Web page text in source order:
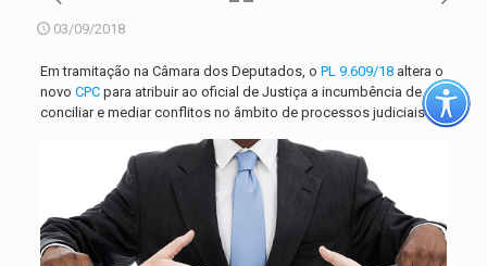
03/09/2018
Em tramitação na Câmara dos Deputados, o PL 9.609/18altera o
novo CPCpara atribuir ao oficial de Justiça a incumbência de
conciliar e mediar conflitos no âmbito de processos judiciais.